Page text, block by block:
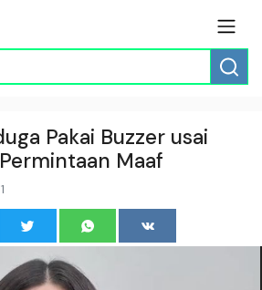
Pakai Buzzer usai
Maaf